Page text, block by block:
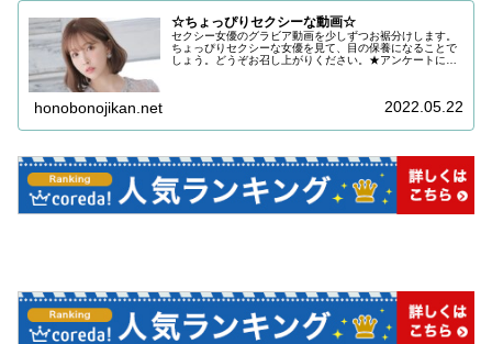
☆ちょっぴりセクシーな動画☆
セクシー女優のグラビア動画を少しずつお裾分けします。
ちょっぴりセクシーな女優を見て、目の保養になることで
しょう。どうぞお召し上がりください。★アンケートにご
honobonojikan.net 2022.05.22